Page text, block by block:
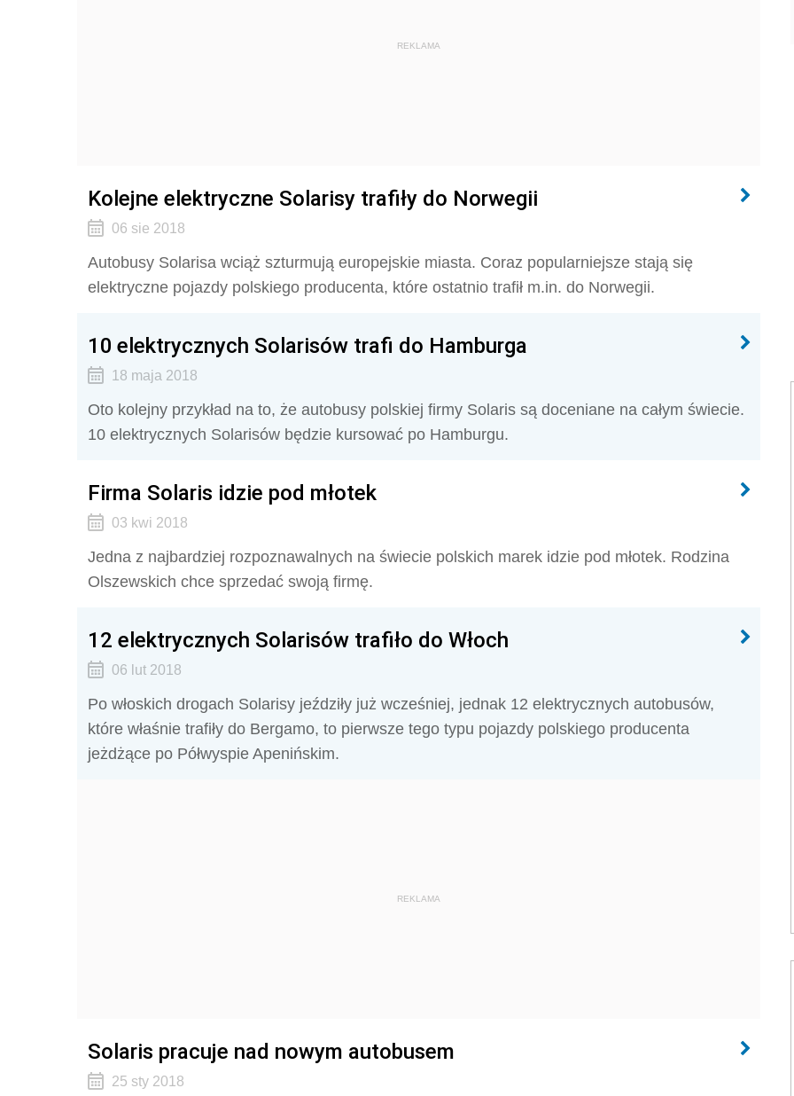
REKLAMA
Kolejne elektryczne Solarisy trafiły do Norwegii
06 sie 2018
Autobusy Solarisa wciąż szturmują europejskie miasta. Coraz popularniejsze stają się
elektryczne pojazdy polskiego producenta, które ostatnio trafił m.in. do Norwegii.
10 elektrycznych Solarisów trafi do Hamburga
18 maja 2018
Oto kolejny przykład na to, że autobusy polskiej firmy Solaris są doceniane na całym świecie.
10 elektrycznych Solarisów będzie kursować po Hamburgu.
Firma Solaris idzie pod młotek
03 kwi 2018
Jedna z najbardziej rozpoznawalnych na świecie polskich marek idzie pod młotek. Rodzina
Olszewskich chce sprzedać swoją firmę.
12 elektrycznych Solarisów trafiło do Włoch
06 lut 2018
Po włoskich drogach Solarisy jeździły już wcześniej, jednak 12 elektrycznych autobusów,
które właśnie trafiły do Bergamo, to pierwsze tego typu pojazdy polskiego producenta
jeżdżące po Półwyspie Apenińskim.
REKLAMA
Solaris pracuje nad nowym autobusem
25 sty 2018